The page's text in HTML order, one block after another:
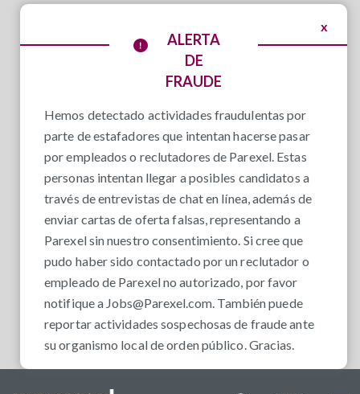
x
ALERTA
DE
FRAUDE
Hemos detectado actividades fraudulentas por
parte de estafadores que intentan hacerse pasar
por empleados o reclutadores de Parexel. Estas
personas intentan llegar a posibles candidatos a
través de entrevistas de chat en línea, además de
enviar cartas de oferta falsas, representando a
Parexel sin nuestro consentimiento. Si cree que
pudo haber sido contactado por un reclutador o
empleado de Parexel no autorizado, por favor
notifique a Jobs@Parexel.com. También puede
reportar actividades sospechosas de fraude ante
su organismo local de orden público. Gracias.